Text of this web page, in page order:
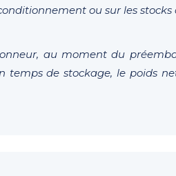
ou sur les stocks
au moment du
temps de stockage, le poids